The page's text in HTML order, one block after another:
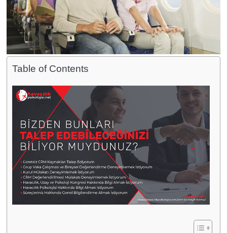
Table of Contents